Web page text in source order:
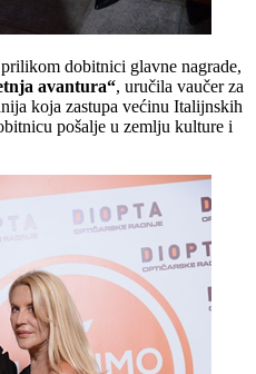
dobitnici glavne nagrade,
avantura“, uručila vaučer za
koja zastupa većinu Italijnskih
pošalje u zemlju kulture i